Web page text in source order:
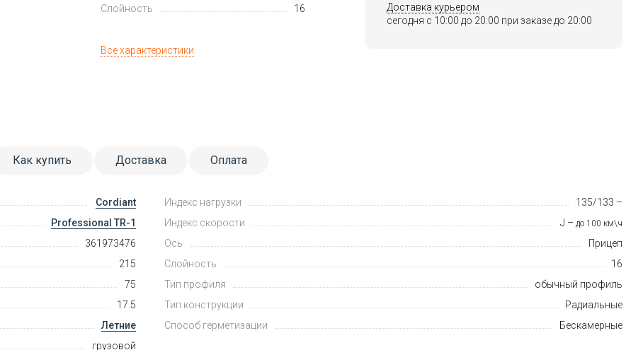
Слойность
16
Все характеристики
Доставка курьером
сегодня c 10:00 до 20:00 при заказе до 20:00
Как купить Доставка Оплата
Cordiant
Professional TR-1
361973476
215
75
17.5
Летние
грузовой
Индекс нагрузки
135/133 –
Индекс скорости
J – до 100 км\ч
Ось
Прицеп
Слойность
16
Тип профиля
обычный профиль
Тип конструкции
Радиальные
Способ герметизации
Бескамерные